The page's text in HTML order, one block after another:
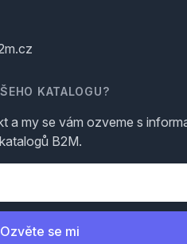
KATALOGU?
a my se vám ozveme s
B2M.
Ozvěte se mi